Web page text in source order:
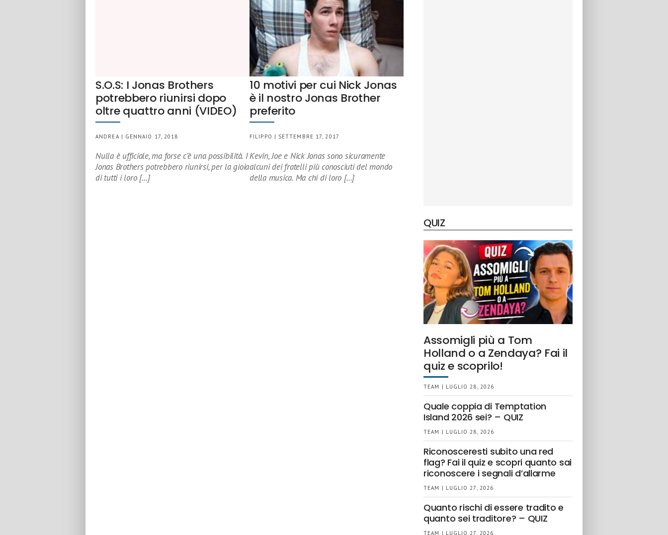
S.O.S: I Jonas Brothers
potrebbero riunirsi dopo
oltre quattro anni (VIDEO)
ANDREA | GENNAIO 17, 2018
Nulla è ufficiale, ma forse c’è una possibilità. I
Jonas Brothers potrebbero riunirsi, per la gioia
di tutti i loro […]
10 motivi per cui Nick Jonas
è il nostro Jonas Brother
preferito
FILIPPO | SETTEMBRE 17, 2017
Kevin, Joe e Nick Jonas sono sicuramente
alcuni dei fratelli più conosciuti del mondo
della musica. Ma chi di loro […]
QUIZ
Assomigli più a Tom
Holland o a Zendaya? Fai il
quiz e scoprilo!
TEAM | LUGLIO 28, 2026
Quale coppia di Temptation
Island 2026 sei? – QUIZ
TEAM | LUGLIO 28, 2026
Riconosceresti subito una red
flag? Fai il quiz e scopri quanto sai
riconoscere i segnali d’allarme
TEAM | LUGLIO 27, 2026
Quanto rischi di essere tradito e
quanto sei traditore? – QUIZ
TEAM | LUGLIO 27, 2026